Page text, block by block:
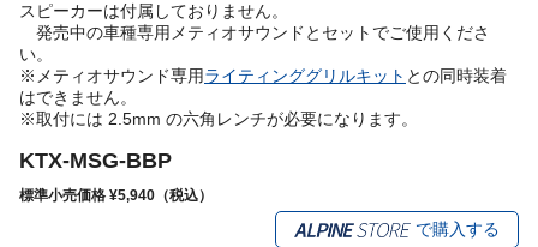
スピーカーは付属しておりません。
発売中の車種専用メティオサウンドとセットでご使用くださ
い。
※メティオサウンド専用ライティンググリルキット との同時装着
はできません。
※取付には 2.5mm の六角レンチが必要になります。
KTX-MSG-BBP
標準小売価格 ¥5,940（税込）
で購入する